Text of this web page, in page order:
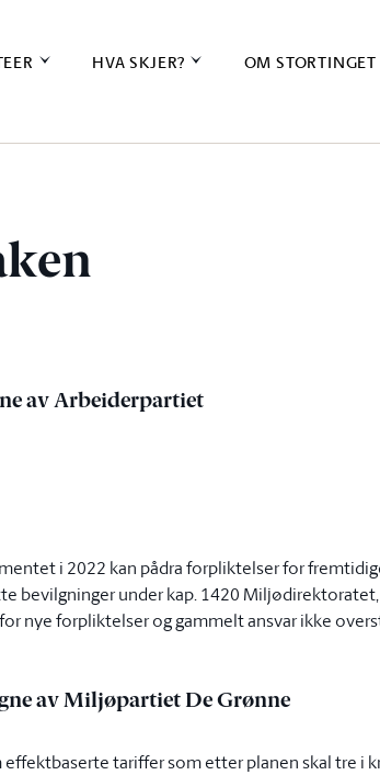
HVA SKJER? OM STORTINGET
av Arbeiderpartiet
i 2022 kan pådra forpliktelser for
bevilgninger under kap. 1420
nye forpliktelser og gammelt ansvar ikke
av Miljøpartiet De Grønne
tariffer som etter planen skal tre i